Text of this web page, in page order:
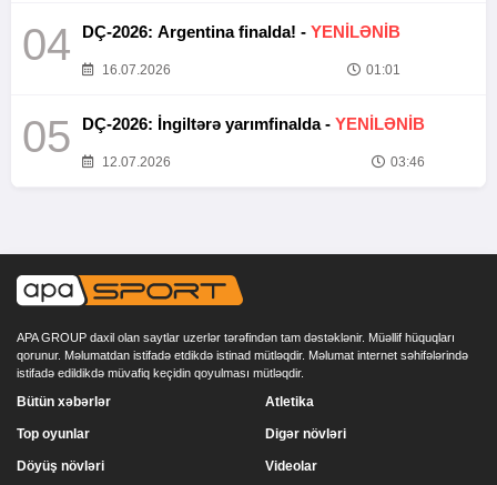
04 DÇ-2026: Argentina finalda! - YENİLƏNİB
16.07.2026 01:01
05 DÇ-2026: İngiltərə yarımfinalda - YENİLƏNİB
12.07.2026 03:46
APA GROUP daxil olan saytlar uzerlər tərəfindən tam dəstəklənir. Müəllif hüquqları
qorunur. Məlumatdan istifadə etdikdə istinad mütləqdir. Məlumat internet səhifələrində
istifadə edildikdə müvafiq keçidin qoyulması mütləqdir.
Bütün xəbərlər
Top oyunlar
Döyüş növləri
Atletika
Digər növləri
Videolar